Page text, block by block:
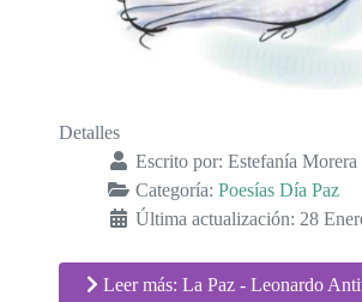
Detalles
Escrito por: Estefanía Morera
Categoría: Poesías Día Paz
Última actualización: 28
Leer más: La Paz - Leonardo